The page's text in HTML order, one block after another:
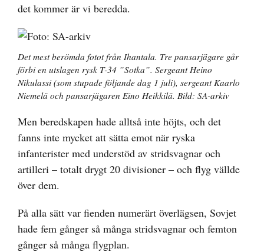
det kommer är vi beredda.
Det mest berömda fotot från Ihantala. Tre pansarjägare går
förbi en utslagen rysk T-34 ”Sotka”. Sergeant Heino
Nikulassi (som stupade följande dag 1 juli), sergeant Kaarlo
Niemelä och pansarjägaren Eino Heikkilä. Bild: SA-arkiv
Men beredskapen hade alltså inte höjts, och det
fanns inte mycket att sätta emot när ryska
infanterister med understöd av stridsvagnar och
artilleri – totalt drygt 20 divisioner – och flyg vällde
över dem.
På alla sätt var fienden numerärt överlägsen, Sovjet
hade fem gånger så många stridsvagnar och femton
gånger så många flygplan.